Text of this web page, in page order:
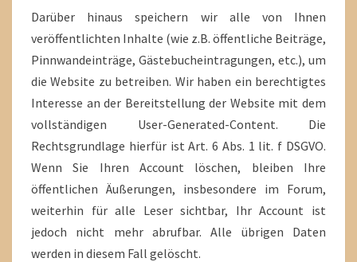
Darüber hinaus speichern wir alle von Ihnen
veröffentlichten Inhalte (wie z.B. öffentliche Beiträge,
Pinnwandeinträge, Gästebucheintragungen, etc.), um
die Website zu betreiben. Wir haben ein berechtigtes
Interesse an der Bereitstellung der Website mit dem
vollständigen User-Generated-Content. Die
Rechtsgrundlage hierfür ist Art. 6 Abs. 1 lit. f DSGVO.
Wenn Sie Ihren Account löschen, bleiben Ihre
öffentlichen Äußerungen, insbesondere im Forum,
weiterhin für alle Leser sichtbar, Ihr Account ist
jedoch nicht mehr abrufbar. Alle übrigen Daten
werden in diesem Fall gelöscht.